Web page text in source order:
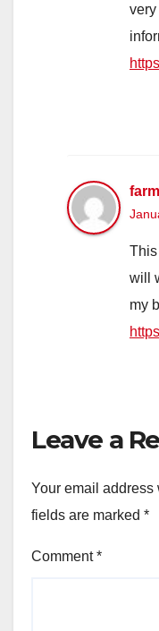
very
This
will
my
Leave a
Your email
fields are marked *
Comment*